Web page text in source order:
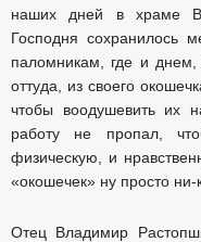
наших дней в храме
Господня сохранилось
паломникам, где и
оттуда, из своего
чтобы воодушевить их
работу не пропал,
физическую, и
«окошечек» ну просто ни-
Отец Владимир